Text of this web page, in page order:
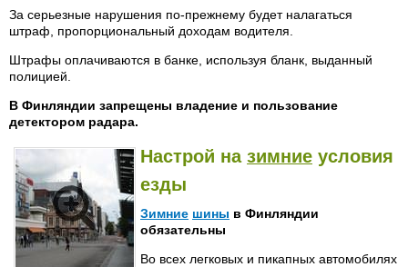
За серьезные нарушения по-прежнему будет налагаться
штраф, пропорциональный доходам водителя.
Штрафы оплачиваются в банке, используя бланк, выданный
полицией.
В Финляндии запрещены владение и пользование
детектором радара.
Настрой на зимние условия
езды
Зимние шины в Финляндии
обязательны
Во всех легковых и пикапных автомобилях